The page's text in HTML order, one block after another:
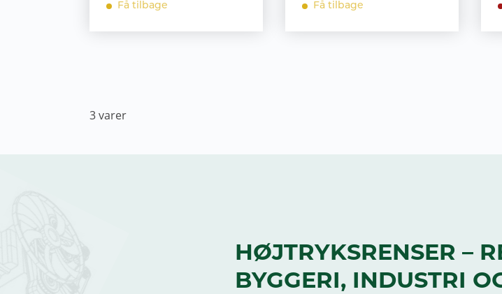
Få tilbage Få tilbage
3varer
HØJTRYKSRENSER –
BYGGERI, INDUSTRI